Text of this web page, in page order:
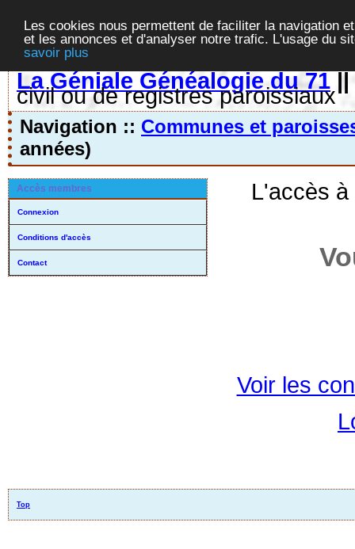
Les cookies nous permettent de faciliter la navigation
et les annonces et d'analyser notre trafic. L'usage du
savoir plus
La Géniale Généalogie du 71||
civil ou de registres paroissiaux
Navigation :: Communes et
années)
Accès membres
Connexion
Conditions d'accès
Contact
L'accès
Voir les
Top